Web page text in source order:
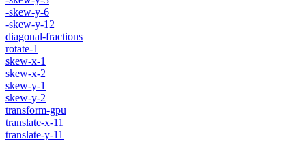
-skew-y-6
-skew-y-12
diagonal-fractions
rotate-1
skew-x-1
skew-x-2
skew-y-1
skew-y-2
transform-gpu
translate-x-11
translate-y-11